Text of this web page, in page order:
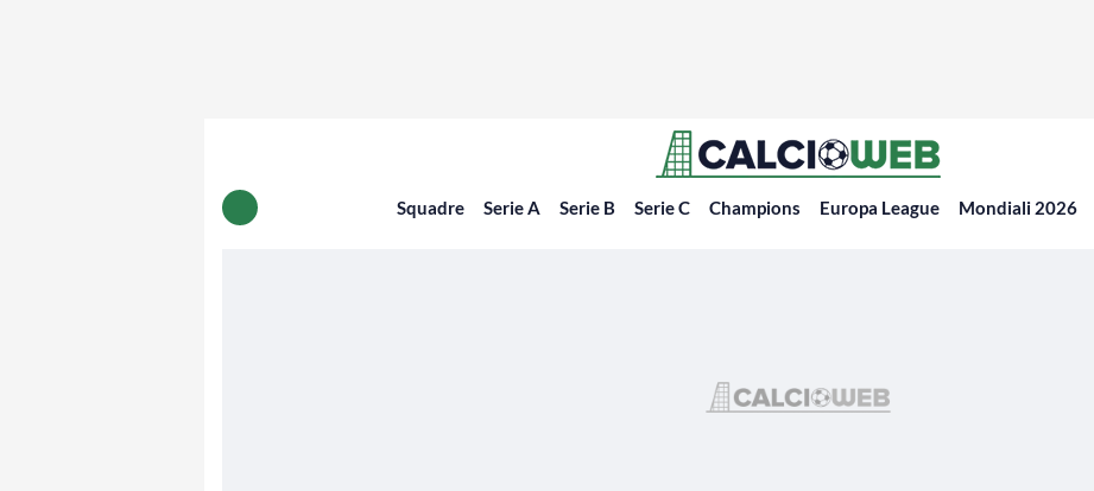
Squadre Serie A Serie B Serie C Champions Europa League Mondiali 2026